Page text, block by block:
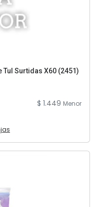
Surtidas X60 (2451)
$ 1.449 Menor